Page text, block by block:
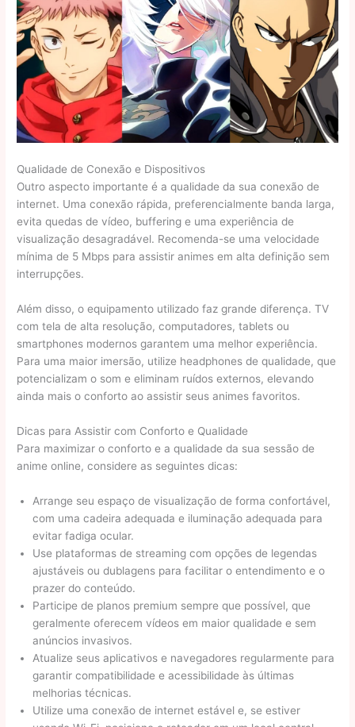
Qualidade de Conexão e Dispositivos
Outro aspecto importante é a qualidade da sua conexão de
internet. Uma conexão rápida, preferencialmente banda larga,
evita quedas de vídeo, buffering e uma experiência de
visualização desagradável. Recomenda-se uma velocidade
mínima de 5 Mbps para assistir animes em alta definição sem
interrupções.
Além disso, o equipamento utilizado faz grande diferença. TV
com tela de alta resolução, computadores, tablets ou
smartphones modernos garantem uma melhor experiência.
Para uma maior imersão, utilize headphones de qualidade, que
potencializam o som e eliminam ruídos externos, elevando
ainda mais o conforto ao assistir seus animes favoritos.
Dicas para Assistir com Conforto e Qualidade
Para maximizar o conforto e a qualidade da sua sessão de
anime online, considere as seguintes dicas:
Arrange seu espaço de visualização de forma confortável,
com uma cadeira adequada e iluminação adequada para
evitar fadiga ocular.
Use plataformas de streaming com opções de legendas
ajustáveis ou dublagens para facilitar o entendimento e o
prazer do conteúdo.
Participe de planos premium sempre que possível, que
geralmente oferecem vídeos em maior qualidade e sem
anúncios invasivos.
Atualize seus aplicativos e navegadores regularmente para
garantir compatibilidade e acessibilidade às últimas
melhorias técnicas.
Utilize uma conexão de internet estável e, se estiver